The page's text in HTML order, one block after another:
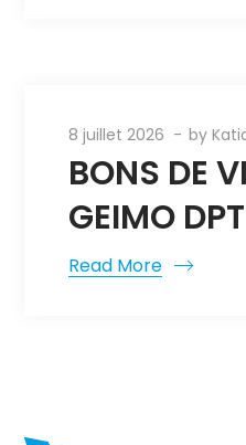
8 juillet 2026 by
BONS DE
GEIMO
Read More